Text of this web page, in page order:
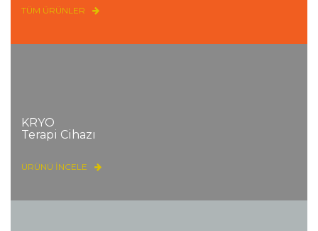
TÜM ÜRÜNLER
KRYO
Terapi Cihazı
ÜRÜNÜ İNCELE